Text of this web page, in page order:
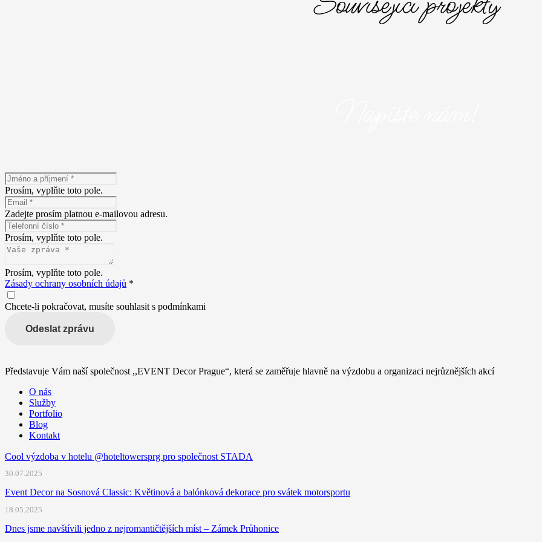
Prosím, vyplňte toto pole.
Zadejte prosím platnou e-mailovou adresu.
Prosím, vyplňte toto pole.
Prosím, vyplňte toto pole.
Zásady ochrany osobních údajů *
Chcete-li pokračovat, musíte souhlasit s podmínkami
Odeslat zprávu
Představuje Vám naší společnost ,,EVENT Decor Prague“, která se zaměřuje hlavně na výzdobu a organizaci nejrůznějších akcí
O nás
Služby
Portfolio
Blog
Kontakt
Cool výzdoba v hotelu @hoteltowersprg pro společnost STADA
30.07.2025
Event Decor na Sosnová Classic: Květinová a balónková dekorace pro svátek motorsportu
18.05.2025
Dnes jsme navštívili jedno z nejromantičtějších míst – Zámek Průhonice